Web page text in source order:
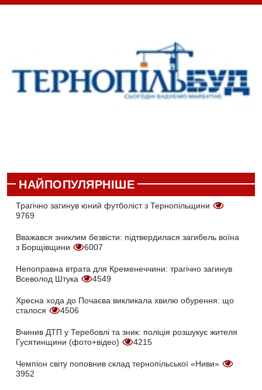
НАЙПОПУЛЯРНІШЕ
Трагічно загинув юний футболіст з Тернопільщини
9769
Вважався зниклим безвісти: підтвердилася загибель воїна
з Борщівщини
6007
Непоправна втрата для Кременеччини: трагічно загинув
Всеволод Штука
4549
Хресна хода до Почаєва викликала хвилю обурення: що
сталося
4506
Вчинив ДТП у Теребовлі та зник: поліція розшукує жителя
Гусятинщини (фото+відео)
4215
Чемпіон світу поповнив склад тернопільської «Ниви»
3952